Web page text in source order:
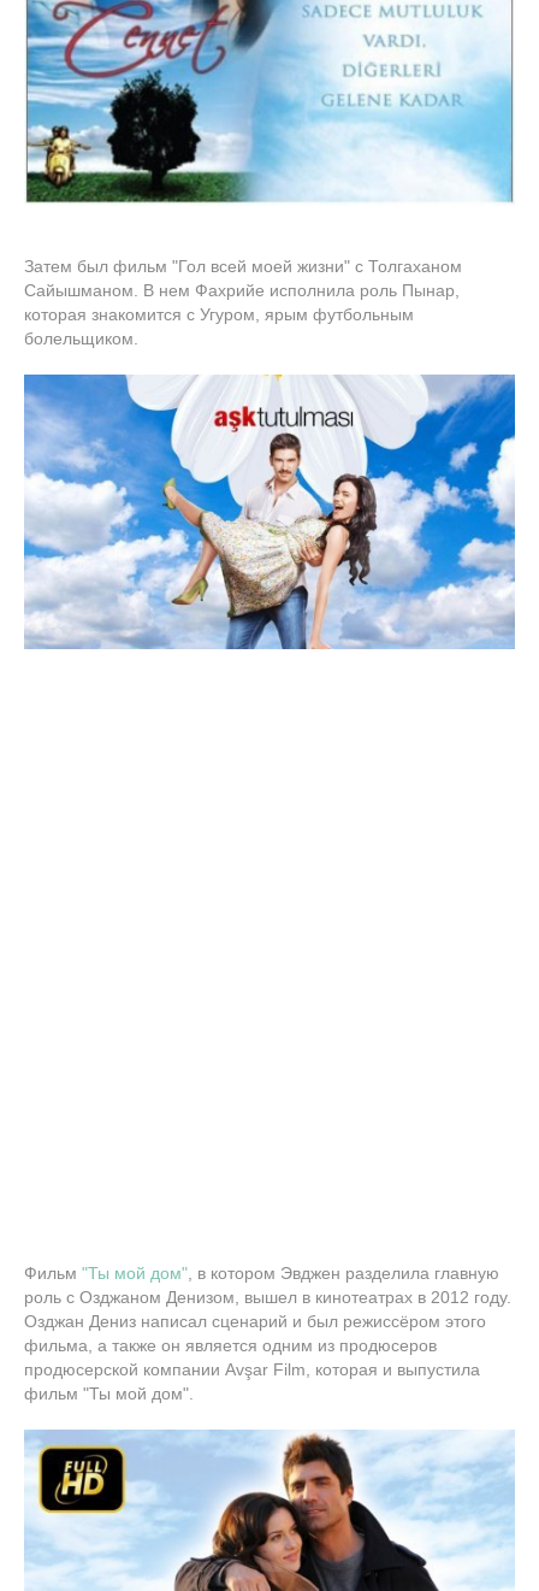
Затем был фильм "Гол всей моей жизни" с Толгаханом
Сайышманом. В нем Фахрийе исполнила роль Пынар,
которая знакомится с Угуром, ярым футбольным
болельщиком.
Фильм "Ты мой дом" , в котором Эвджен разделила главную
роль с Озджаном Денизом, вышел в кинотеатрах в 2012 году.
Озджан Дениз написал сценарий и был режиссёром этого
фильма, а также он является одним из продюсеров
продюсерской компании Avşar Film, которая и выпустила
фильм "Ты мой дом".